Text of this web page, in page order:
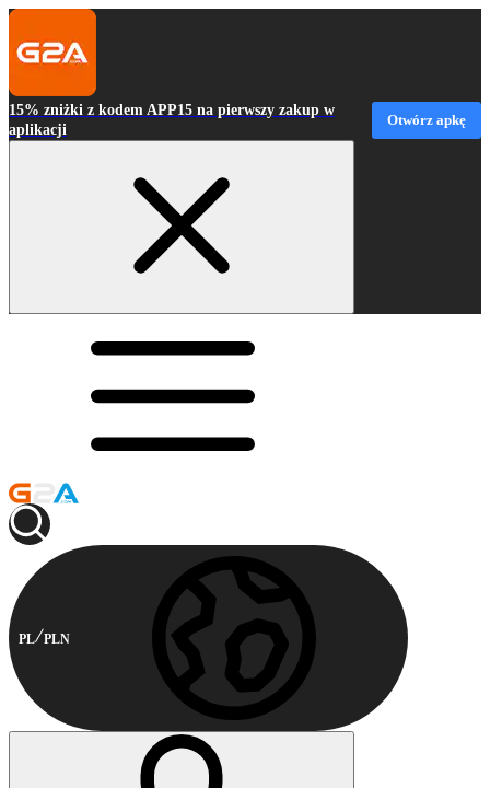
15% zniżki z kodem APP15 na pierwszy zakup w
aplikacji
Otwórz apkę
PL PLN